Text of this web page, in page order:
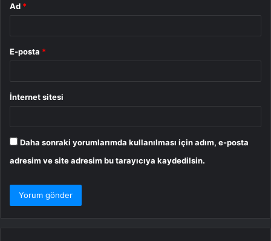
Ad *
E-posta *
İnternet sitesi
Daha sonraki yorumlarımda kullanılması için adım, e-posta
adresim ve site adresim bu tarayıcıya kaydedilsin.